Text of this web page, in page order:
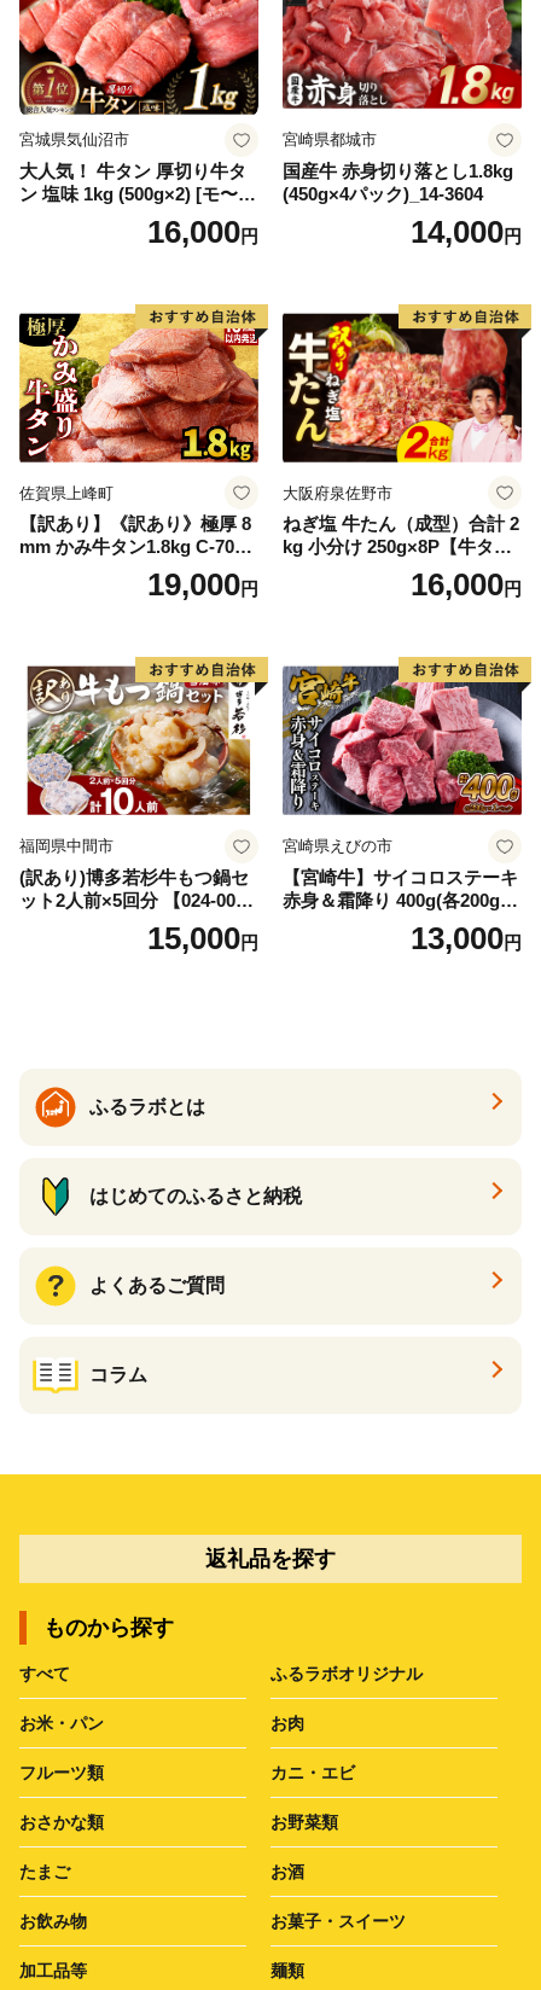
宮城県気仙沼市
大人気！ 牛タン 厚切り牛タ
ン 塩味 1kg (500g×2) [モ〜ラ
ンド 宮城県 気仙沼市 205646
60] 肉 牛肉 精肉 牛たん 牛タ
厚切り タン
16,000円
宮崎県都城市
国産牛 赤身切り落とし1.8kg
(450g×4パック)_14-3604
14,000円
佐賀県上峰町
【訳あり】《訳あり》極厚 8
mm かみ牛タン1.8kg C-709-
19,000円
大阪府泉佐野市
ねぎ塩 牛たん（成型）合計 2
kg 小分け 250g×8P【牛タン
牛肉 焼肉用 薄切り 訳あり サ
16,000円
福岡県中間市
(訳あり)博多若杉牛もつ鍋セ
ット2人前×5回分 【024-002
15,000円
宮崎県えびの市
【宮崎牛】サイコロステーキ
赤身＆霜降り 400g(各200g×
１P 計2P) 真空パック 冷凍
13,000円
ふるラボとは
はじめてのふるさと納税
よくあるご質問
コラム
返礼品を探す
ものから探す
すべて ふるラボオリジナル
お米・パン お肉
フルーツ類 カニ・エビ
おさかな類 お野菜類
たまご お酒
お飲み物 お菓子・スイーツ
加工品等 麺類